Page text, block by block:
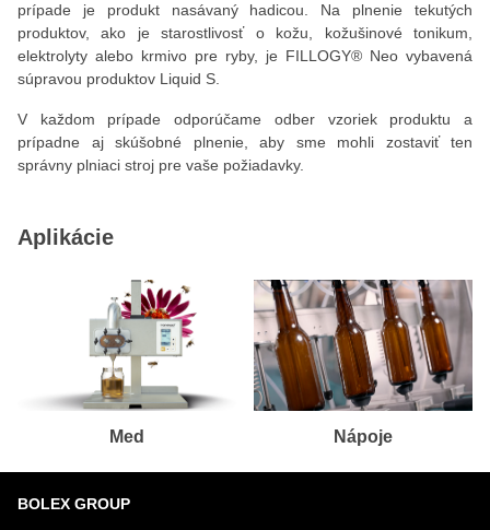
prípade je produkt nasávaný hadicou. Na plnenie tekutých
produktov, ako je starostlivosť o kožu, kožušinové tonikum,
elektrolyty alebo krmivo pre ryby, je FILLOGY® Neo vybavená
súpravou produktov Liquid S.
V každom prípade odporúčame odber vzoriek produktu a
prípadne aj skúšobné plnenie, aby sme mohli zostaviť ten
správny plniaci stroj pre vaše požiadavky.
Aplikácie
Med Nápoje
BOLEX GROUP